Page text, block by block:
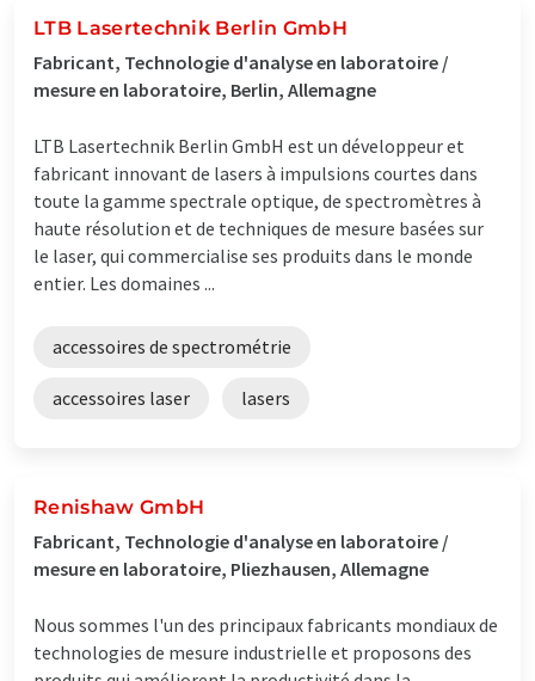
LTB Lasertechnik Berlin GmbH
Fabricant, Technologie d'analyse en laboratoire /
mesure en laboratoire, Berlin, Allemagne
LTB Lasertechnik Berlin GmbH est un développeur et
fabricant innovant de lasers à impulsions courtes dans
toute la gamme spectrale optique, de spectromètres à
haute résolution et de techniques de mesure basées sur
le laser, qui commercialise ses produits dans le monde
entier. Les domaines ...
accessoires de spectrométrie
accessoires laser lasers
Renishaw GmbH
Fabricant, Technologie d'analyse en laboratoire /
mesure en laboratoire, Pliezhausen, Allemagne
Nous sommes l'un des principaux fabricants mondiaux de
technologies de mesure industrielle et proposons des